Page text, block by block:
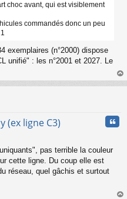
choc avant, qui est visiblement
commandés donc un peu
exemplaires (n°2000) dispose
unifié" : les n°2001 et 2027. Le
au
(ex ligne C3)
pas terrible la couleur
cette ligne. Du coup elle est
réseau, quel gâchis et surtout